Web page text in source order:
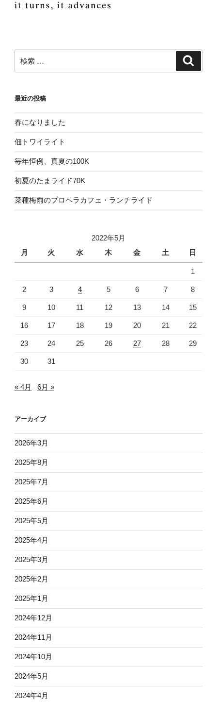
索:
最近の投稿
春になりました
佃トワイライト
毎年恒例、真夏の100K
初夏のたまライド70K
菜種梅雨のプロペラカフェ・ランチライド
2022年5月
月
火 水 木 金 土 日
1
2 3 4 5 6 7 8
9 10 11 12 13 14 15
16 17 18 19 20 21 22
23 24 25 26 27 28 29
30 31
« 4月 6月 »
アーカイブ
2026年3月
2025年8月
2025年7月
2025年6月
2025年5月
2025年4月
2025年3月
2025年2月
2025年1月
2024年12月
2024年11月
2024年10月
2024年5月
2024年4月